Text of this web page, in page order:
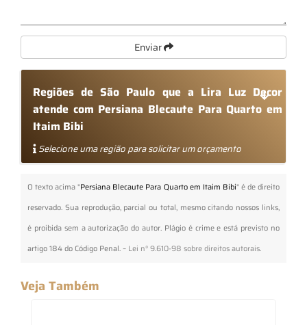
Enviar
Regiões de São Paulo que a Lira Luz Decor
atende com Persiana Blecaute Para Quarto em
Itaim Bibi
Selecione uma região para solicitar um orçamento
O texto acima "Persiana Blecaute Para Quarto em Itaim Bibi" é de direito
reservado. Sua reprodução, parcial ou total, mesmo citando nossos links,
é proibida sem a autorização do autor. Plágio é crime e está previsto no
artigo 184 do Código Penal. – Lei n° 9.610-98 sobre direitos autorais.
Veja Também